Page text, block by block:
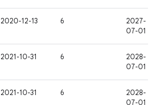
2020-12-13 6
2027-
07-01
2021-10-31 6
2028-
07-01
2021-10-31 6
2028-
07-01